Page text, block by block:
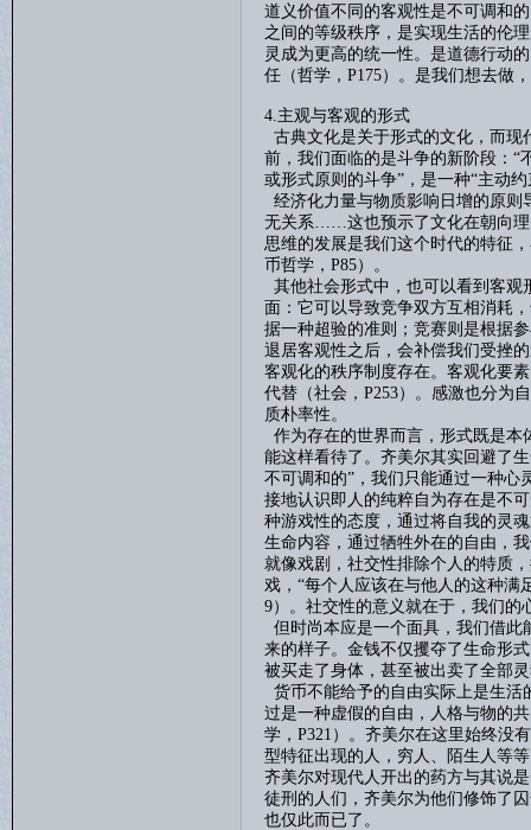
道义价值不同的客观性是不可调和
之间的等级秩序，是实现生活的伦
灵成为更高的统一性。是道德行动
任（哲学， P175）。是我们想去做
4.主观与客观的形式
古典文化是关于形式的文化，而现
前，我们面临的是斗争的新阶段： “
或形式原则的斗争”，是一种“主动
经济化力量与物质影响日增的原则
无关系 ……这也预示了文化在朝向
思维的发展是我们这个时代的特征
币哲学， P85）。
其他社会形式中，也可以看到客观
面：它可以导致竞争双方互相消耗
据一种超验的准则；竞赛则是根据
退居客观性之后，会补偿我们受挫
客观化的秩序制度存在。客观化要
代替（社会， P253）。感激也分为
质朴率性。
作为存在的世界而言，形式既是本
能这样看待了。齐美尔其实回避了
不可调和的”，我们只能通过一种心
接地认识即人的纯粹自为存在是不
种游戏性的态度，通过将自我的灵
生命内容 ， 通过牺牲外在的自由，
就像戏剧 ， 社交性排除个人的特质
戏， “每个人应该在与他人的这种满
9）。社交性的意义就在于，我们的
但时尚本应是一个面具，我们借
来的样子。金钱不仅攫夺了生命形
被买走了身体，甚至被出卖了全部
货币不能给予的自由实际上是生活
过是一种虚假的自由，人格与物的
学， P321 ）。齐美尔在这里始终没
型特征出现的人，穷人、陌生人等
齐美尔对现代人开出的药方与其说
徒刑的人们，齐美尔为他们修饰了
也仅此而已了。